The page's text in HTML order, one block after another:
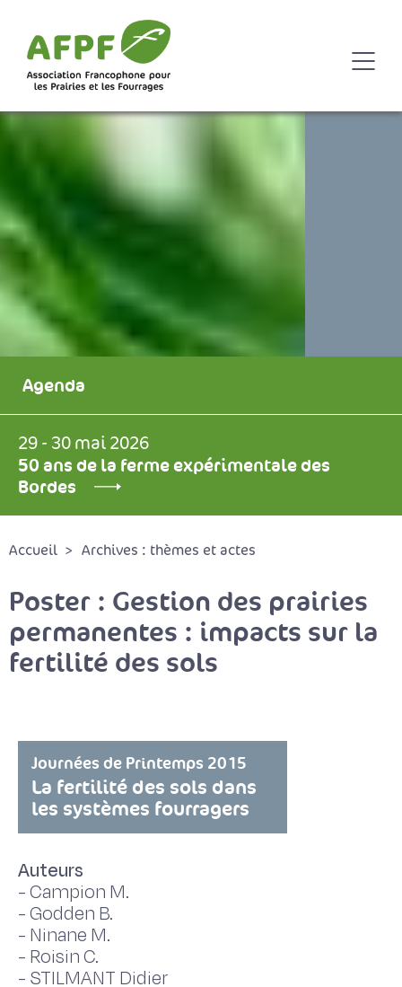
Agenda
29 - 30 mai 2026
50 ans de la ferme expérimentale des
Bordes
Accueil Archives : thèmes et actes
Poster : Gestion des prairies
permanentes : impacts sur la
fertilité des sols
Journées de Printemps 2015
La fertilité des sols dans
les systèmes fourragers
Auteurs
-Campion M.
-Godden B.
- Ninane M.
- Roisin C.
- STILMANT Didier